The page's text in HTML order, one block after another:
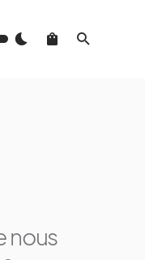
nous